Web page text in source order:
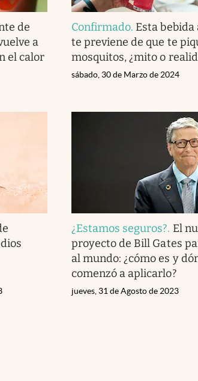
de
a
el calor
Confirmado. Esta
te previene de que te
mosquitos, ¿mito o
sábado, 30 de Marzo de 2024
¿Estamos seguros?. El
proyecto de Bill Gates
al mundo: ¿cómo es y
comenzó a aplicarlo?
jueves, 31 de Agosto de 2023